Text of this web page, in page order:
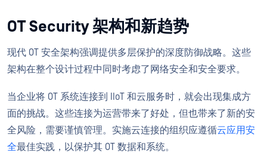
OT Security 架构和新趋势
现代 OT 安全架构强调提供多层保护的深度防御战略。这些
架构在整个设计过程中同时考虑了网络安全和安全要求。
当企业将 OT 系统连接到 IIoT 和云服务时，就会出现集成方
面的挑战。这些连接为运营带来了好处，但也带来了新的安
全风险，需要谨慎管理。实施云连接的组织应遵循云应用安
全最佳实践，以保护其 OT 数据和系统。